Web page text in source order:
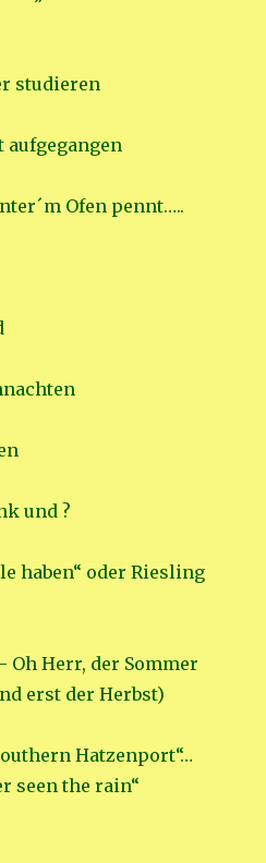
studieren
aufgegangen
Ofen pennt…..
und ?
haben“ oder Riesling
Oh Herr, der Sommer
erst der Herbst)
Hatzenport“…
seen the rain“